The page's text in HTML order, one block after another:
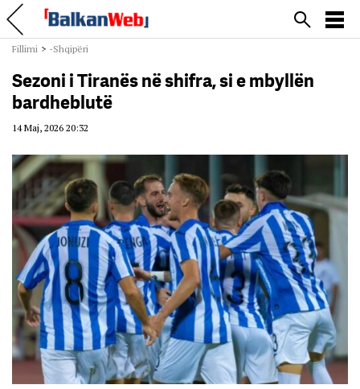
Fillimi > -Shqipëri
Sezoni i Tiranës në shifra, si e mbyllën
bardheblutë
14 Maj, 2026 20:32